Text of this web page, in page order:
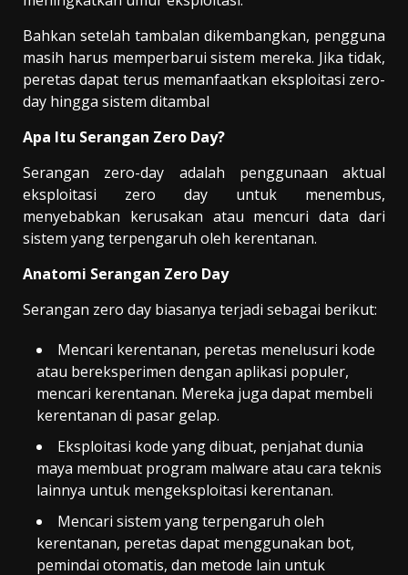
Bahkan setelah tambalan dikembangkan, pengguna
masih harus memperbarui sistem mereka. Jika tidak,
peretas dapat terus memanfaatkan eksploitasi zero-
day hingga sistem ditambal
Apa Itu Serangan Zero Day?
Serangan zero-day adalah penggunaan aktual
eksploitasi zero day untuk menembus,
menyebabkan kerusakan atau mencuri data dari
sistem yang terpengaruh oleh kerentanan.
Anatomi Serangan Zero Day
Serangan zero day biasanya terjadi sebagai berikut:
Mencari kerentanan, peretas menelusuri kode
atau bereksperimen dengan aplikasi populer,
mencari kerentanan. Mereka juga dapat membeli
kerentanan di pasar gelap.
Eksploitasi kode yang dibuat, penjahat dunia
maya membuat program malware atau cara teknis
lainnya untuk mengeksploitasi kerentanan.
Mencari sistem yang terpengaruh oleh
kerentanan, peretas dapat menggunakan bot,
pemindai otomatis, dan metode lain untuk